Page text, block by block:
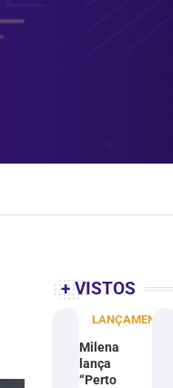
+ VISTOS
LANÇAMENTOS
Milena
lança
“Perto